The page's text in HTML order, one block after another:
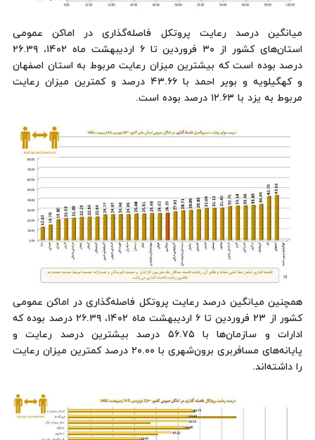
میانگین درصد رعایت پروتکل فاصله‌گذاری در اماکن عمومی
استان‌های کشور از ۳۰ فروردین تا ۶ اردیبهشت ماه ۱۴۰۲، ۲۶.۳۹
درصد بوده است که بیشترین میزان رعایت مربوط به استان اصفهان
و کهگیلویه و بویر احمد با ۴۳.۶۶ درصد و کمترین میزان رعایت
مربوط به یزد با ۱۲.۶۳ درصد بوده است.
همچنین میانگین درصد رعایت پروتکل فاصله‌گذاری در اماکن عمومی
کشور از ۲۳ فروردین تا ۶ اردیبهشت ماه ۱۴۰۲، ۲۶.۳۹ درصد بوده که
ادارات و سازمان‌ها با ۵۶.۷۵ درصد بیشترین درصد رعایت و
پایانه‌های مسافربری برون‌شهری با ۲۰.۰۰ درصد کمترین میزان رعایت
را داشته‌اند.